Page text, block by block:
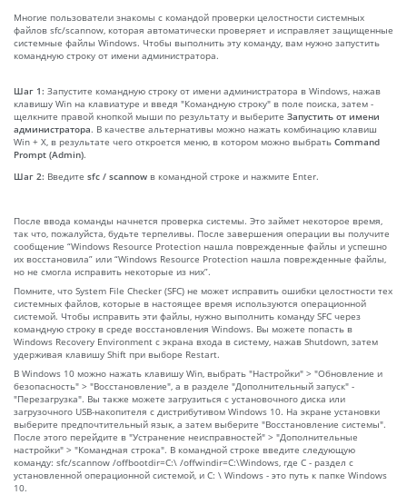
Многие пользователи знакомы с командой проверки целостности системных
файлов sfc/scannow, которая автоматически проверяет и исправляет защищенные
системные файлы Windows. Чтобы выполнить эту команду, вам нужно запустить
командную строку от имени администратора.
Шаг 1: Запустите командную строку от имени администратора в Windows, нажав
клавишу Win на клавиатуре и введя "Командную строку" в поле поиска, затем -
щелкните правой кнопкой мыши по результату и выберите Запустить от имени
администратора. В качестве альтернативы можно нажать комбинацию клавиш
Win + X, в результате чего откроется меню, в котором можно выбрать Command
Prompt (Admin).
Шаг 2: Введите sfc / scannow в командной строке и нажмите Enter.
После ввода команды начнется проверка системы. Это займет некоторое время,
так что, пожалуйста, будьте терпеливы. После завершения операции вы получите
сообщение “Windows Resource Protection нашла поврежденные файлы и успешно
их восстановила” или “Windows Resource Protection нашла поврежденные файлы,
но не смогла исправить некоторые из них”.
Помните, что System File Checker (SFC) не может исправить ошибки целостности тех
системных файлов, которые в настоящее время используются операционной
системой. Чтобы исправить эти файлы, нужно выполнить команду SFC через
командную строку в среде восстановления Windows. Вы можете попасть в
Windows Recovery Environment с экрана входа в систему, нажав Shutdown, затем
удерживая клавишу Shift при выборе Restart.
В Windows 10 можно нажать клавишу Win, выбрать "Настройки" > "Обновление и
безопасность" > "Восстановление", а в разделе "Дополнительный запуск" -
"Перезагрузка". Вы также можете загрузиться с установочного диска или
загрузочного USB-накопителя с дистрибутивом Windows 10. На экране установки
выберите предпочтительный язык, а затем выберите "Восстановление системы".
После этого перейдите в "Устранение неисправностей" > "Дополнительные
настройки" > "Командная строка". В командной строке введите следующую
команду: sfc/scannow /offbootdir=C:\ /offwindir=C:\Windows, где C - раздел с
установленной операционной системой, и C: \ Windows - это путь к папке Windows
10.